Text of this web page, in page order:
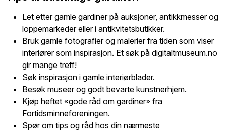
Let etter gamle gardiner på auksjoner, antikkmesser og
loppemarkeder eller i antikvitetsbutikker.
Bruk gamle fotografier og malerier fra tiden som viser
interiører som inspirasjon. Et søk på digitaltmuseum.no
gir mange treff!
Søk inspirasjon i gamle interiørblader.
Besøk museer og godt bevarte kunstnerhjem.
Kjøp heftet «gode råd om gardiner» fra
Fortidsminneforeningen.
Spør om tips og råd hos din nærmeste